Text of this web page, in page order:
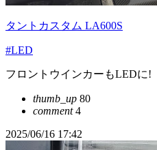
タントカスタム LA600S
#LED
フロントウインカーもLEDに!
thumb_up 80
comment4
2025/06/16 17:42